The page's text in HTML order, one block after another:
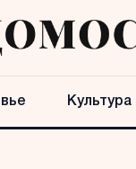
Культура